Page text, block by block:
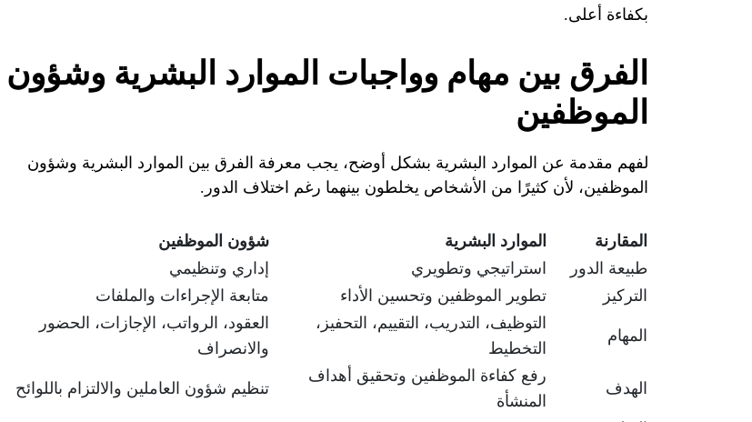
بكفاءة أعلى.
الفرق بين مهام وواجبات الموارد البشرية وشؤون
الموظفين
لفهم مقدمة عن الموارد البشرية بشكل أوضح، يجب معرفة الفرق بين الموارد البشرية وشؤون
الموظفين، لأن كثيرًا من الأشخاص يخلطون بينهما رغم اختلاف الدور.
المقارنة الموارد البشرية
شؤون الموظفين
طبيعة الدور
استراتيجي وتطويري
إداري وتنظيمي
التركيز
تطوير الموظفين وتحسين الأداء متابعة الإجراءات والملفات
المهام
التوظيف، التدريب، التقييم، التحفيز،
التخطيط
العقود، الرواتب، الإجازات، الحضور
والانصراف
الهدف
رفع كفاءة الموظفين وتحقيق أهداف
المنشأة
تنظيم شؤون العاملين والالتزام باللوائح